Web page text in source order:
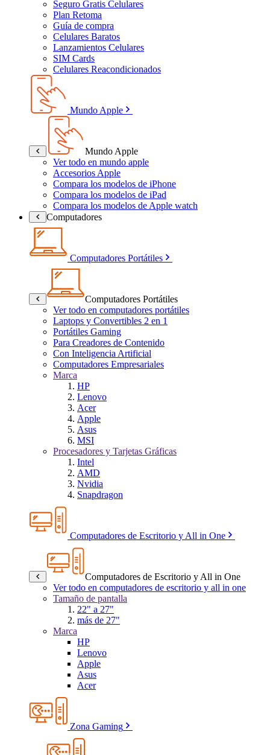
Seguro Gratis Celulares
Plan Retoma
Guía de compra
Celulares Baratos
Lanzamientos Celulares
SIM Cards
Celulares Reacondicionados
Mundo Apple
Mundo Apple
Ver todo en mundo apple
Accesorios Apple
Compara los modelos de iPhone
Compara los modelos de iPad
Compara los modelos de Apple watch
Computadores
Computadores Portátiles
Computadores Portátiles
Ver todo en computadores portátiles
Laptops y Convertibles 2 en 1
Portátiles Gaming
Para Creadores de Contenido
Con Inteligencia Artificial
Computadores Empresariales
Marca
HP
Lenovo
Acer
Apple
Asus
MSI
Procesadores y Tarjetas Gráficas
Intel
AMD
Nvidia
Snapdragon
Computadores de Escritorio y All in One
Computadores de Escritorio y All in One
Ver todo en computadores de escritorio y all in one
Tamaño de pantalla
22" a 27"
más de 27"
Marca
HP
Lenovo
Apple
Asus
Acer
Zona Gaming